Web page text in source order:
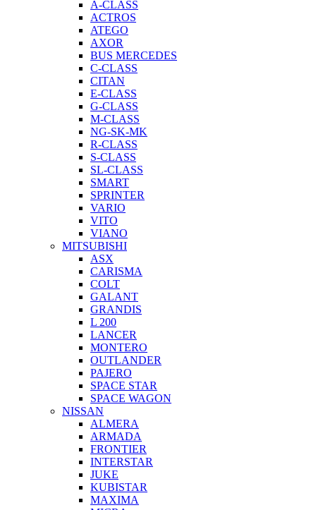
A-CLASS
ACTROS
ATEGO
AXOR
BUS MERCEDES
C-CLASS
CITAN
E-CLASS
G-CLASS
M-CLASS
NG-SK-MK
R-CLASS
S-CLASS
SL-CLASS
SMART
SPRINTER
VARIO
VITO
VIANO
MITSUBISHI
ASX
CARISMA
COLT
GALANT
GRANDIS
L 200
LANCER
MONTERO
OUTLANDER
PAJERO
SPACE STAR
SPACE WAGON
NISSAN
ALMERA
ARMADA
FRONTIER
INTERSTAR
JUKE
KUBISTAR
MAXIMA